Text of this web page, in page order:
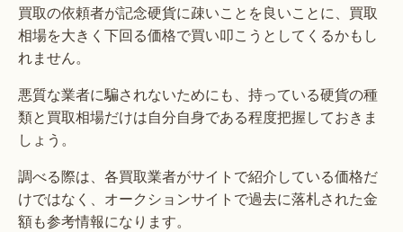
買取の依頼者が記念硬貨に疎いことを良いことに、買取
相場を大きく下回る価格で買い叩こうとしてくるかもし
れません。
悪質な業者に騙されないためにも、持っている硬貨の種
類と買取相場だけは自分自身である程度把握しておきま
しょう。
調べる際は、各買取業者がサイトで紹介している価格だ
けではなく、オークションサイトで過去に落札された金
額も参考情報になります。